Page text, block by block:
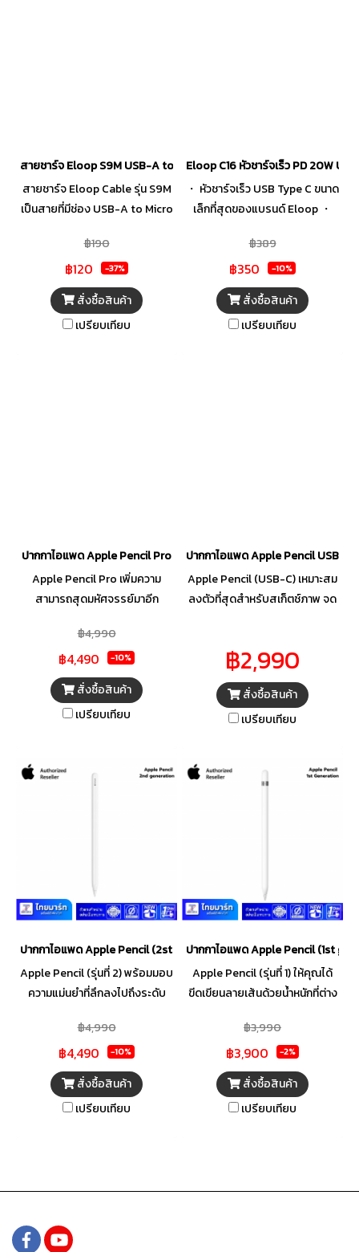
สายชาร์จ Eloop S9M USB-A to Micro USB Charging Cable 1m
สายชาร์จ Eloop Cable รุ่น S9M
เป็นสายที่มีช่อง USB-A to Micro
แดง
฿190
฿120 -37%
สั่งซื้อสินค้า
เปรียบเทียบ
Eloop C16 หัวชาร์จเร็ว PD 20W
・ หัวชาร์จเร็ว USB Type C ขนาด
เล็กที่สุดของแบรนด์ Eloop ・
ด้วยช่องพอร์ต USB-C ・
รองรับเทคโนโลยีการชาร์จเร็ว PD
(Power Delivery) ・ ขนาดเล็ก
กระทัดรัด น้ำหนักเบา พกพาสะดวก
・ รองรับการชาร์จเร็ว สมาร์ท
฿389
฿350 -10%
สั่งซื้อสินค้า
เปรียบเทียบ
ปากกาไอแพด Apple Pencil Pro
Apple Pencil Pro เพิ่มความ
สามารถสุดมหัศจรรย์มาอีก
คุณให้ออกมาโลดแล่น พร้อมด้วย
คุณสมบัติใหม่ๆ สุดล้ำที่ให้คุณทำ
เครื่องหมาย จดโน้ต และ
สร้างสรรค์ผลงานชิ้นเอกได้ง่าย
ยิ่งกว่าที่เคย
฿4,990
฿4,490 -10%
สั่งซื้อสินค้า
เปรียบเทียบ
ปากกาไอแพด Apple Pencil USB-C
Apple Pencil (USB-C) เหมาะสม
ลงตัวที่สุดสำหรับสเก็ตช์ภาพ จด
แม่นยำที่ลึกลงไปถึงระดับพิกเซล
แถมยังมีความหน่วงต่ำ และไวต่อ
การเอียง คุณจึงใช้งานได้อย่าง
เป็นธรรมชาติไม่ต่างจากดินสอ
ติดกับตัวเครื่องด้วยแม่เหล็ก จับคู่
และชาร์จผ่าน USB-C
฿2,990
สั่งซื้อสินค้า
เปรียบเทียบ
ปากกาไอแพด Apple Pencil (2st gen)
Apple Pencil (รุ่นที่ 2) พร้อมมอบ
ความแม่นยำที่ลึกลงไปถึงระดับ
ต่ำ เหมาะอย่างยิ่งสำหรับใช้วาดรูป
สเก็ตช์ภาพ ระบายสี จดโน้ต ทำ
เครื่องหมายใน PDF และอื่นๆ อีก
มากมาย ด้วยการใช้งานที่ง่ายและ
เป็นธรรมชาติเหมือนดินสอจริงๆ
ง่ายซึ่งรองรับการแตะสองครั้ง
฿4,990
฿4,490 -10%
สั่งซื้อสินค้า
เปรียบเทียบ
ปากกาไอแพด Apple Pencil (1st gen)
Apple Pencil (รุ่นที่ 1) ให้คุณได้
ขีดเขียนลายเส้นด้วยน้ำหนักที่ต่าง
ลวดลายศิลปะที่สวยงามได้หลาก
หลายเหมือนใช้ดินสอทั่วไป แต่ให้
ความแม่นยำที่ลึกลงระดับพิกเซล
เหมาะสำหรับผู้ที่มีใจรักด้านศิลปะ
นักวาดรูป วาดๆ ขีดๆ เขียนๆ
ต่างจากดินสอจริงๆด้วย Apple
฿3,990
฿3,900 -2%
สั่งซื้อสินค้า
เปรียบเทียบ